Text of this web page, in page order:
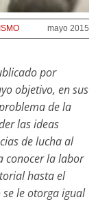
mayo 2015
por
objetivo, en sus
de la
las ideas
de lucha al
conocer la labor
hasta el
le otorga igual